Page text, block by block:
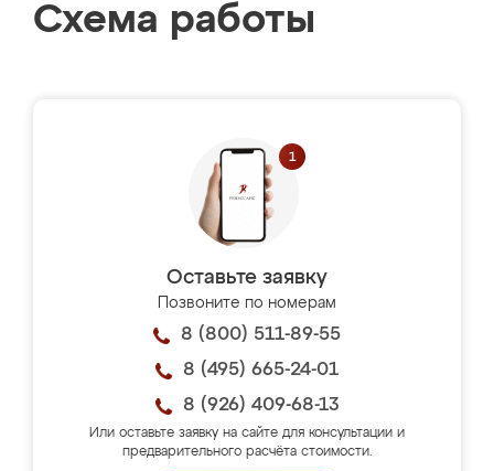
Схема работы
Оставьте заявку
Позвоните по номерам
8 (800) 511-89-55
8 (495) 665-24-01
8 (926) 409-68-13
Или оставьте заявку на сайте для консультации и
предварительного расчёта стоимости.